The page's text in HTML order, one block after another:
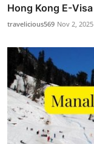
Hong Kong E-Visa
travelicious569 Nov 2, 2025